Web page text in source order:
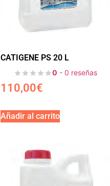
CATIGENE PS 20 L
0 - 0 reseñas
110,00€
Añadir al carrito